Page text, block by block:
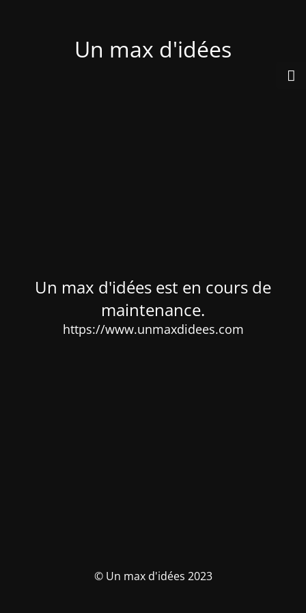
Un max d'idées
Un max d'idées est en cours de
maintenance.
https://www.unmaxdidees.com
© Un max d'idées 2023